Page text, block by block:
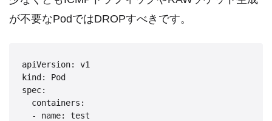
が不要なPodではDROPすべきです。
apiVersion: v1
kind: Pod
spec:
  containers:
  - name: test